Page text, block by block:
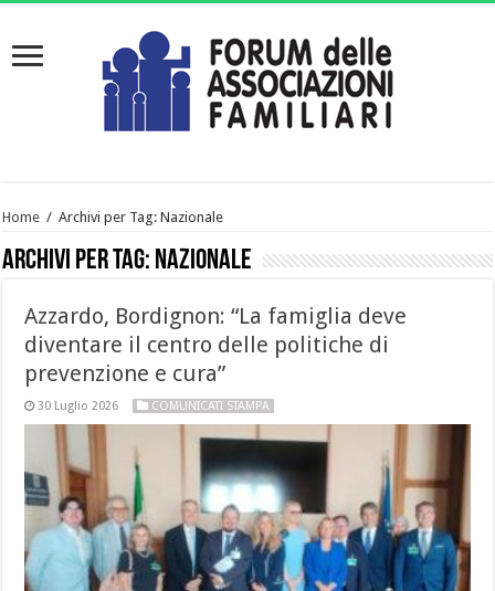
Home / Archivi per Tag: Nazionale
Archivi per Tag: Nazionale
Azzardo, Bordignon: “La famiglia deve
diventare il centro delle politiche di
prevenzione e cura”
30 Luglio 2026 COMUNICATI STAMPA